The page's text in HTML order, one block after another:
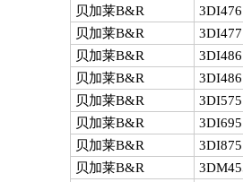
贝加莱B&R
贝加莱B&R
贝加莱B&R
贝加莱B&R
贝加莱B&R
贝加莱B&R
贝加莱B&R
贝加莱B&R